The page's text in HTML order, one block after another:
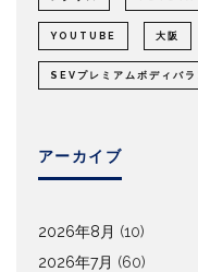
YOUTUBE 大阪
SEVプレミアムボディバラ
アーカイブ
2026年8月 (10)
2026年7月 (60)